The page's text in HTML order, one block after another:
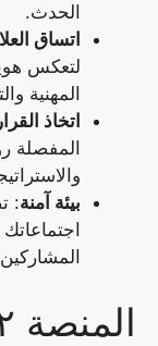
الحدث.
اتساق
لتعكس
المهنية
اتخاذ
المفصلة
بيئة آمنة:
المنصة ٢: Hopin